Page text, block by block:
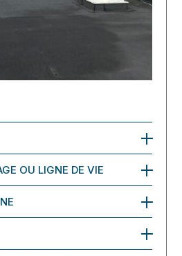
OU LIGNE DE VIE